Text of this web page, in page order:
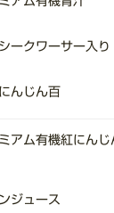
ークワーサー入り
んじん百
アム有機紅にんじ
ジュース